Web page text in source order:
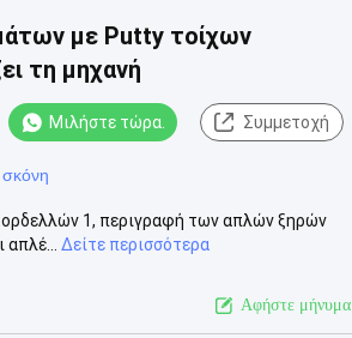
με Putty τοίχων
τη μηχανή
Μιλήστε τώρα. Συμμετοχή
σκόνη
1, περιγραφή των απλών ξηρών
Δείτε περισσότερα
Αφήστε μήνυμα.